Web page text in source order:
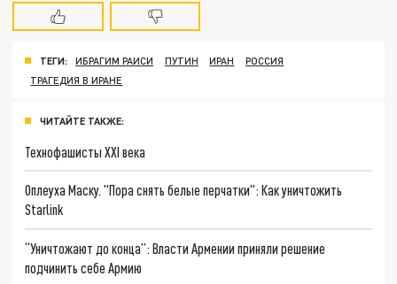
ТЕГИ: ИБРАГИМ РАИСИ ПУТИН ИРАН
РОССИЯ
ТРАГЕДИЯ В ИРАНЕ
ЧИТАЙТЕ ТАКЖЕ:
Технофашисты XXI века
Оплеуха Маску. "Пора снять белые перчатки": Как уничтожить
Starlink
“Уничтожают до конца”: Власти Армении приняли решение
подчинить себе Армию